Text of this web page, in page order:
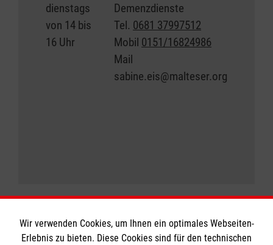
dienstags
von 14 bis
16 Uhr
Demenzdienste
Tel. 0681 37997512
Mobil 0151/16824986
Mail
sabine.eis@malteser.org
Wir verwenden Cookies, um Ihnen ein optimales Webseiten-
Erlebnis zu bieten. Diese Cookies sind für den technischen